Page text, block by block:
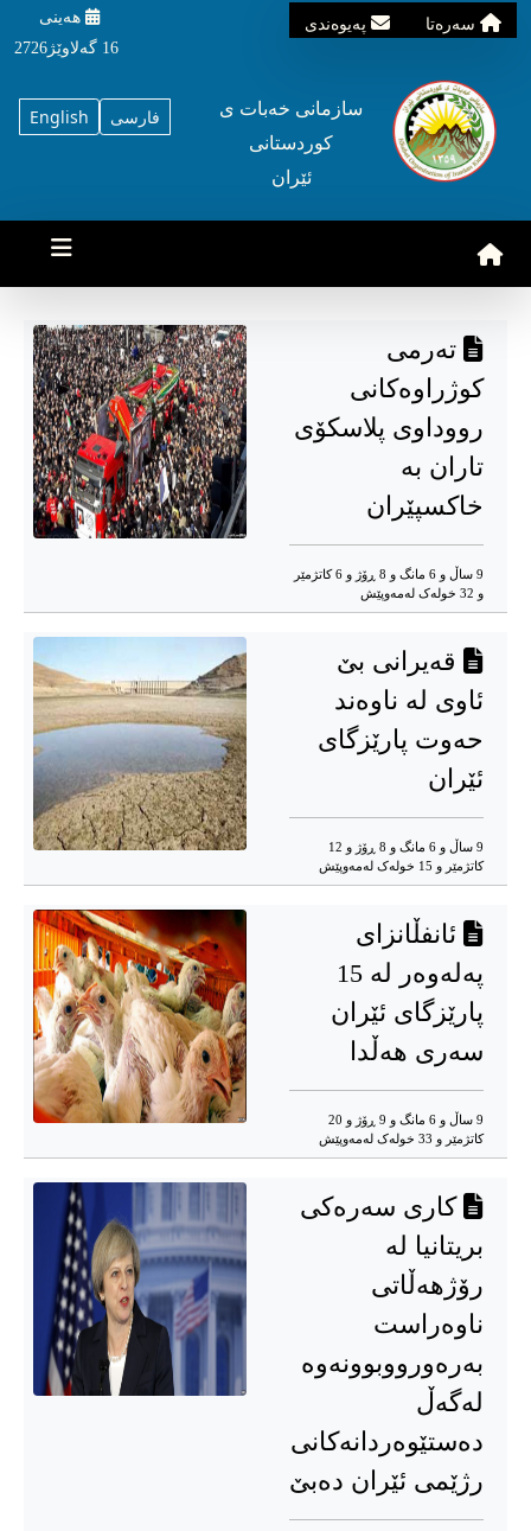
سه‌ره‌تا په‌یوه‌ندی
هه‌ینی
16 گه‌لاوێژ2726
English فارسی
سازمانی خه‌بات ی
کوردستانی
ئێران
تەرمی
کوژراوەکانی
رووداوی پلاسکۆی
تاران بە
خاکسپێران
9 ساڵ و 6 مانگ و 8 ڕۆژ و 6 کاتژمێر
و 32 خوله‌ک له‌مه‌وپێش‌
قەیرانی بێ
ئاوی لە ناوەند
حەوت پارێزگای
ئێران
9 ساڵ و 6 مانگ و 8 ڕۆژ و 12
کاتژمێر و 15 خوله‌ک له‌مه‌وپێش‌
ئانفڵانزای
پەلەوەر لە 15
پارێزگای ئێران
سەری هەڵدا
9 ساڵ و 6 مانگ و 9 ڕۆژ و 20
کاتژمێر و 33 خوله‌ک له‌مه‌وپێش‌
کاری سەرەکی
بریتانیا لە
رۆژهەڵاتی
ناوەراست
بەرەورووبوونەوە
لەگەڵ
دەستێوەردانەکانی
رژێمی ئێران دەبێ